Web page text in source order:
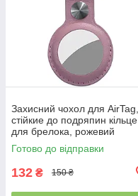
Захисний чохол для AirTag,
стійкие до подряпин кільце
для брелока, рожевий
Готово до відправки
132 ₴ 150 ₴